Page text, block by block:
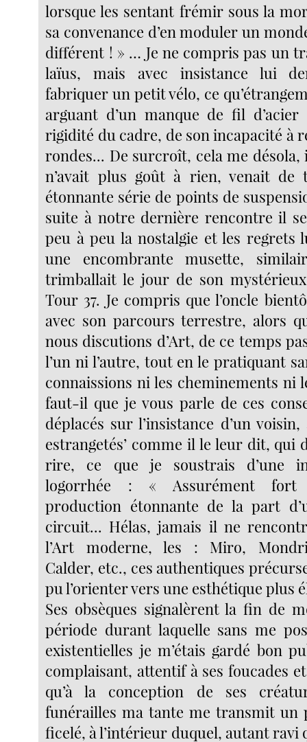
lorsque les sentant frémir sous la
sa convenance d’en moduler un
différent ! » … Je ne compris pas un
laïus, mais avec insistance lui
fabriquer un petit vélo, ce
arguant d’un manque de fil
rigidité du cadre, de son incapacité à
rondes... De surcroît, cela me désola,
n’avait plus goût à rien, venait de
étonnante série de points de
suite à notre dernière rencontre il
peu à peu la nostalgie et les regrets
une encombrante musette,
trimballait le jour de son
Tour 37. Je compris que l’oncle
avec son parcours terrestre, alors
nous discutions d’Art, de ce temps
l’un ni l’autre, tout en le pratiquant
connaissions ni les cheminements ni
faut-il que je vous parle de ces
déplacés sur l’insistance d’un
estrangetés’ comme il le leur dit, qui
rire, ce que je soustrais d’une
logorrhée : « Assurément fort
production étonnante de la part
circuit... Hélas, jamais il ne
l’Art moderne, les : Miro,
Calder, etc., ces authentiques
pu l’orienter vers une esthétique plus
Ses obsèques signalèrent la fin de
période durant laquelle sans me
existentielles je m’étais gardé bon
complaisant, attentif à ses foucades
qu’à la conception de ses
funérailles ma tante me transmit un
ficelé, à l’intérieur duquel, autant ravi